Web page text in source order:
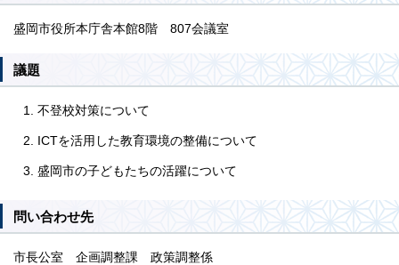
盛岡市役所本庁舎本館8階 807会議室
議題
不登校対策について
ICTを活用した教育環境の整備について
盛岡市の子どもたちの活躍について
問い合わせ先
市長公室 企画調整課 政策調整係